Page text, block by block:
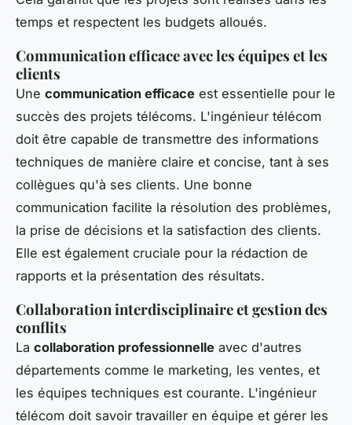
temps et respectent les budgets alloués.
Communication efficace avec les équipes et les
clients
Une communication efficace est essentielle pour le
succès des projets télécoms. L'ingénieur télécom
doit être capable de transmettre des informations
techniques de manière claire et concise, tant à ses
collègues qu'à ses clients. Une bonne
communication facilite la résolution des problèmes,
la prise de décisions et la satisfaction des clients.
Elle est également cruciale pour la rédaction de
rapports et la présentation des résultats.
Collaboration interdisciplinaire et gestion des
conflits
La collaboration professionnelle avec d'autres
départements comme le marketing, les ventes, et
les équipes techniques est courante. L'ingénieur
télécom doit savoir travailler en équipe et gérer les